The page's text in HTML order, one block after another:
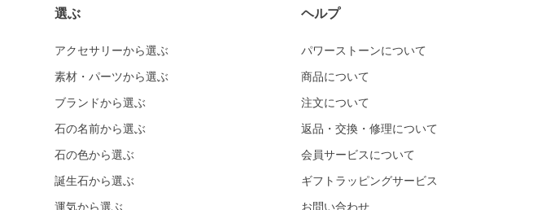
選ぶ
アクセサリーから選ぶ
素材・パーツから選ぶ
ブランドから選ぶ
石の名前から選ぶ
石の色から選ぶ
誕生石から選ぶ
運気から選ぶ
ヘルプ
パワーストーンについて
商品について
注文について
返品・交換・修理について
会員サービスについて
ギフトラッピングサービス
お問い合わせ